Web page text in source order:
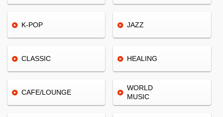
K-POP JAZZ
CLASSIC HEALING
CAFE/LOUNGE
WORLD
MUSIC